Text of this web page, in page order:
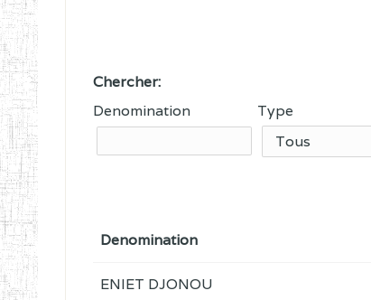
Chercher:
Denomination
Type
Denomination
ENIET DJONOU